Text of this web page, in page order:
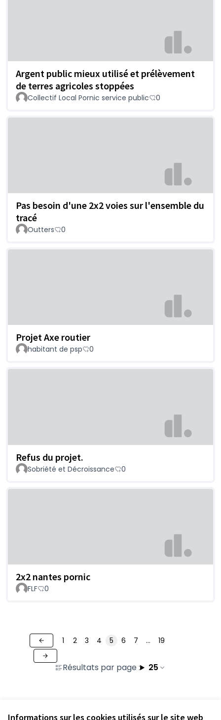
Informations sur les cookies utilisés sur le site web
Argent public mieux utilisé et prélèvement
de terres agricoles stoppées
Collectif Local Pornic service public 0
Pas besoin d'une 2x2 voies sur l'ensemble du
tracé
Outters 0
Projet Axe routier
habitant de psp 0
Refus du projet.
Sobriété et Décroissance 0
2x2 nantes pornic
FLF 0
Résultats par page : 25
1 2 3 4 5 6 7 … 19